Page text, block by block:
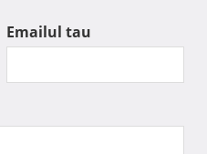
Emailul tau